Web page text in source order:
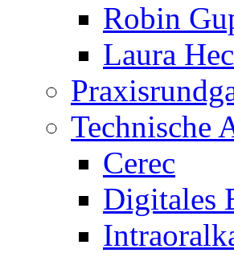
Robin
Laura
Technische
Cerec
Digitales